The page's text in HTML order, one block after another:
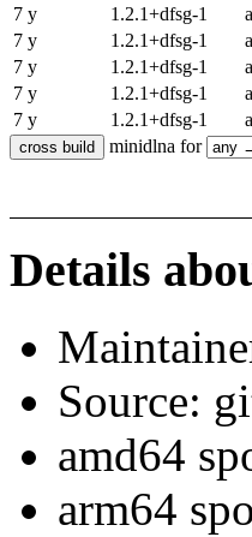
7 y
1.2.1+dfsg-1
7 y
1.2.1+dfsg-1
7 y
1.2.1+dfsg-1
7 y
1.2.1+dfsg-1
7 y
1.2.1+dfsg-1
minidlna for
Details
Source:
amd64
arm64